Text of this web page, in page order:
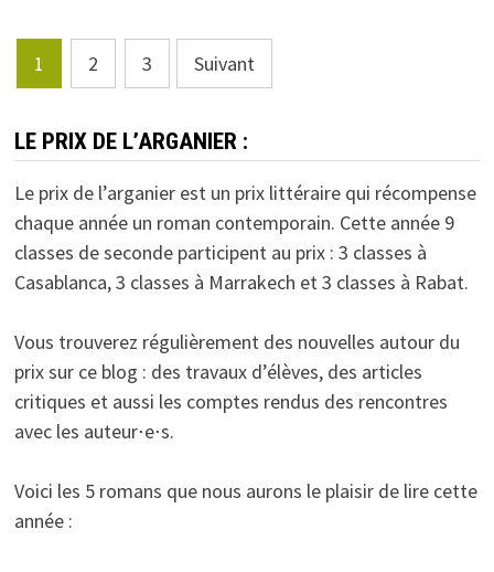
Pagination
des
publications
1 2 3 Suivant
LE PRIX DE L’ARGANIER :
Le prix de l’arganier est un prix littéraire qui récompense
chaque année un roman contemporain. Cette année 9
classes de seconde participent au prix : 3 classes à
Casablanca, 3 classes à Marrakech et 3 classes à Rabat.
Vous trouverez régulièrement des nouvelles autour du
prix sur ce blog : des travaux d’élèves, des articles
critiques et aussi les comptes rendus des rencontres
avec les auteur⋅e⋅s.
Voici les 5 romans que nous aurons le plaisir de lire cette
année :